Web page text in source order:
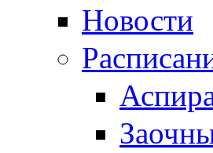
Новости